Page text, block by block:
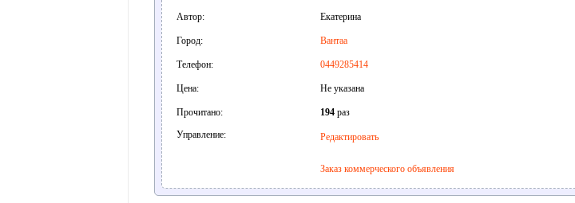
Автор: Екатерина
Город: Вантаа
Телефон: 0449285414
Цена: Не указана
Прочитано: 194раз
Управление:
Редактировать
Заказ коммерческого объявления